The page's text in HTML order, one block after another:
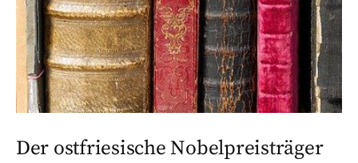
Der ostfriesische Nobelpreisträger